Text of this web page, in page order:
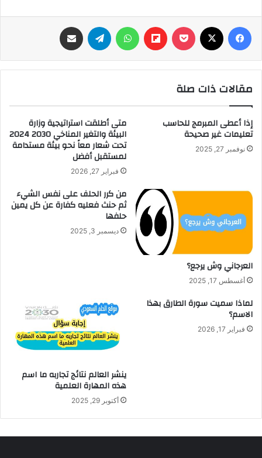
فيسبوك ‫Pocket
Flipboard واتساب تيلقرام
مقالات ذات صلة
إذا أعطى المبرمج للحاسب
تعليمات غير صحيحة
نوفمبر 27, 2025
متى أطلقت استراتيجية وزارة
البيئة والتغير المناخي 2030 2024
تحت شعار معاً نحو بيئة مستدامة
لمستقبل أفضل
فبراير 27, 2026
العرجاني وش يرجع؟
أغسطس 17, 2025
من كرر الحلف على نفس الشيء
ثم حنث فعليه كفارة عن كل يمين
حلفها
ديسمبر 3, 2025
لماذا سميت سورة الطارق بهذا
الاسم؟
فبراير 17, 2026
ينشر العالم نتائج تجاربه ما اسم
هذه المهارة العلمية
أكتوبر 29, 2025